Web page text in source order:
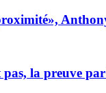
la preuve